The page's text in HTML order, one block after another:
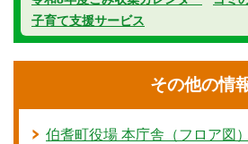
子育て支援サービス
その他の情
伯耆町役場 本庁舎（フロア図）